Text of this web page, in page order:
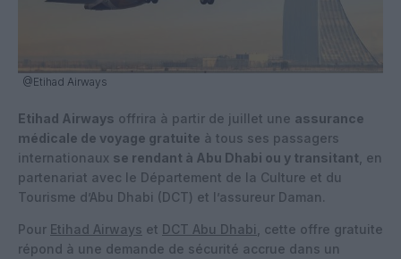
@Etihad Airways
Etihad Airways offrira à partir de juillet une assurance
médicale de voyage gratuite à tous ses passagers
internationaux se rendant à Abu Dhabi ou y transitant , en
partenariat avec le Département de la Culture et du
Tourisme d’Abu Dhabi (DCT) et l’assureur Daman.
Pour Etihad Airways et DCT Abu Dhabi
, cette offre gratuite
répond à une demande de sécurité accrue dans un